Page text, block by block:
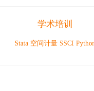
学术培训
Stata 空间计量 SSCI